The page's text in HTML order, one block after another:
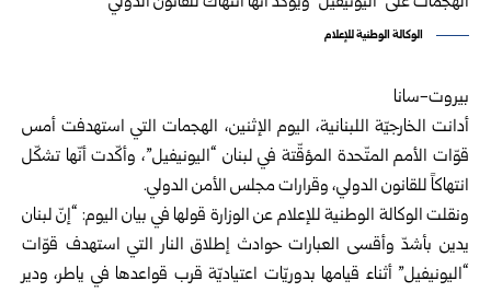
الوكالة الوطنية للإعلام
بيروت-سانا
أدانت الخارجيّة اللبنانية، اليوم الإثنين، الهجمات التي استهدفت أمس
قوّات الأمم المتّحدة المؤقّتة في لبنان “اليونيفيل”، وأكّدت أنّها تشكّل
انتهاكاً للقانون الدولي، وقرارات مجلس الأمن الدولي.
ونقلت الوكالة الوطنية للإعلام عن الوزارة قولها في بيان اليوم: “إنّ لبنان
يدين بأشدّ وأقسى العبارات حوادث إطلاق النار التي استهدف قوّات
“اليونيفيل” أثناء قيامها بدوريّات اعتياديّة قرب قواعدها في ياطر، ودير